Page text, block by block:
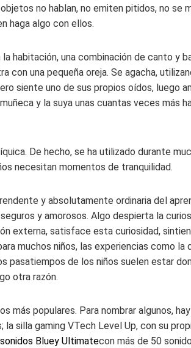
no hablan, no emiten pitidos, no se
haga algo con ellos.
habitación, una combinación de canto y
con una pequeña oreja. Se agacha,
siente uno de sus propios oídos, luego
y la suya unas cuantas veces más
De hecho, se ha utilizado durante
necesitan momentos de tranquilidad.
y absolutamente ordinaria del
y amorosos. Algo despierta la
externa, satisface esta curiosidad,
muchos niños, las experiencias como la
pasatiempos de los niños suelen estar
otra razón.
más populares. Para nombrar algunos, hay
la silla gaming VTech Level Up, con su
Bluey Ultimatecon más de 50